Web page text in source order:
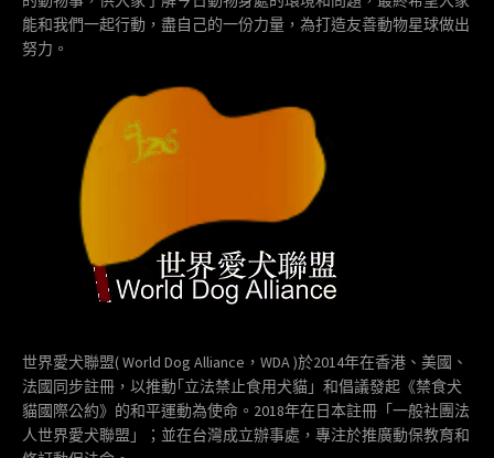
能和我們一起行動，盡自己的一份力量，為打造友善動物星球做出
努力。
世界愛犬聯盟( World Dog Alliance，WDA )於2014年在香港、美國、
法國同步註冊，以推動｢立法禁止食用犬貓」和倡議發起《禁食犬
貓國際公約》的和平運動為使命。2018年在日本註冊「一般社團法
人世界愛犬聯盟」；並在台灣成立辦事處，專注於推廣動保教育和